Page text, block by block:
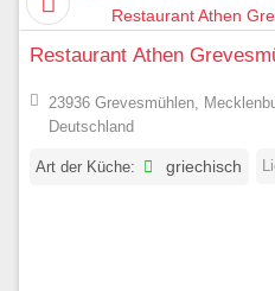
Restaurant Athen
23936 Grevesmühlen,
Deutschland
Art der Küche: griechisch